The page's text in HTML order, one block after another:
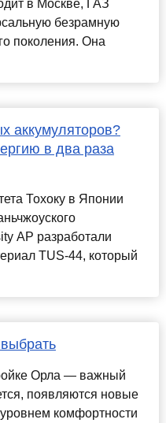
в Москве, ГАЗ
безрамную
поколения. Она
аккумуляторов?
в два раза
Тохоку в Японии
AP разработали
TUS-44, который
Орла — важный
появляются новые
комфортности